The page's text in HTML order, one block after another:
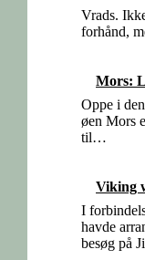
Vrads.
forhånd,
Mors:
Oppe i
øen Mors
til…
Viking
I
havde
besøg på